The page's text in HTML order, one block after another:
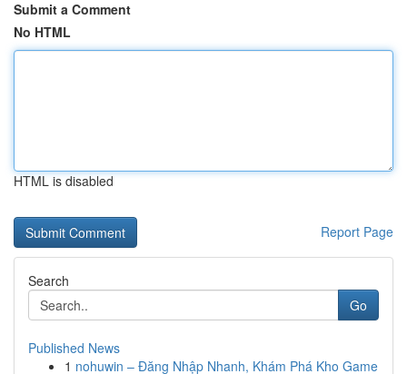
Submit a Comment
No HTML
HTML is disabled
Report Page
Search
Go
Published News
1 nohuwin – Đăng Nhập Nhanh, Khám Phá Kho Game